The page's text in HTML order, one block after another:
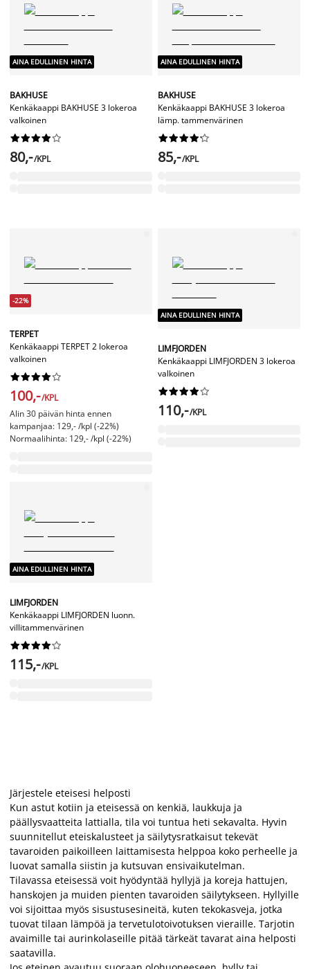
AINA EDULLINEN HINTA
BAKHUSE
Kenkäkaappi BAKHUSE 3 lokeroa
valkoinen






80,-/KPL
AINA EDULLINEN HINTA
BAKHUSE
Kenkäkaappi BAKHUSE 3 lokeroa
lämp. tammenvärinen






85,-/KPL
-22%
TERPET
Kenkäkaappi TERPET 2 lokeroa
valkoinen






100,-/KPL
Alin 30 päivän hinta ennen
kampanjaa: 129,- /kpl (-22%)
Normaalihinta: 129,- /kpl (-22%)
AINA EDULLINEN HINTA
LIMFJORDEN
Kenkäkaappi LIMFJORDEN 3 lokeroa
valkoinen






110,-/KPL
AINA EDULLINEN HINTA
LIMFJORDEN
Kenkäkaappi LIMFJORDEN luonn.
villitammenvärinen






115,-/KPL
Järjestele eteisesi helposti
Kun astut kotiin ja eteisessä on kenkiä, laukkuja ja
päällysvaatteita lattialla, tila voi tuntua heti sekavalta. Hyvin
suunnitellut eteiskalusteet ja säilytysratkaisut tekevät
tavaroiden paikoilleen laittamisesta helppoa koko perheelle ja
luovat samalla siistin ja kutsuvan ensivaikutelman.
Tilavassa eteisessä voit hyödyntää hyllyjä ja koreja hattujen,
hanskojen ja muiden pienten tavaroiden säilytykseen. Hyllyille
voi sijoittaa myös sisustusesineitä, kuten tekokasveja, jotka
tuovat tilaan lämpöä ja tervetulotoivotuksen vieraille. Tarjotin
avaimille tai aurinkolaseille pitää tärkeät tavarat aina helposti
saatavilla.